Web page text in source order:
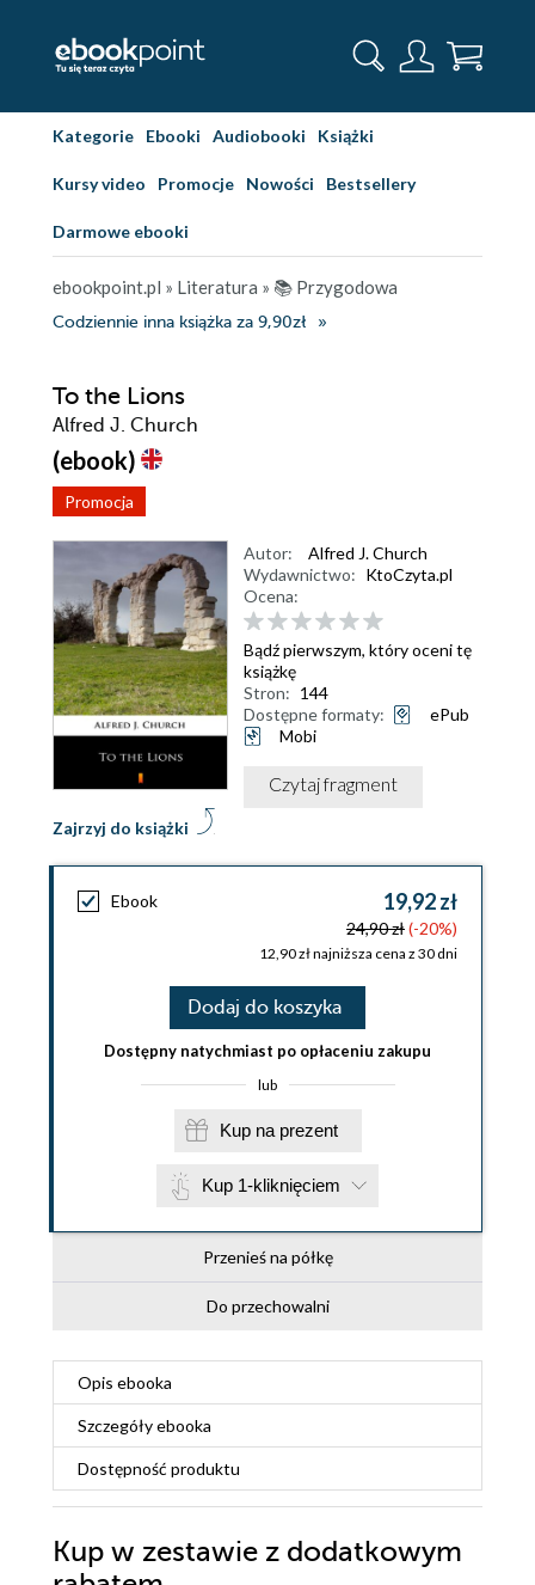
Kategorie Ebooki Audiobooki Książki
Kursy video Promocje Nowości Bestsellery
Darmowe ebooki
ebookpoint.pl » Literatura » 📚 Przygodowa
Codziennie inna książka za 9,90zł
To the Lions
Alfred J. Church
(ebook)
Promocja
Zajrzyj do książki
Autor:
Alfred J. Church
Wydawnictwo: KtoCzyta.pl
Ocena:
Bądź pierwszym, który oceni tę
książkę
Stron: 144
Dostępne formaty:
ePub
Mobi
Czytaj fragment
Ebook 19,92 zł
24,90 zł(-20%)
12,90 zł najniższa cena z 30 dni
Dodaj do koszyka
Dostępny natychmiast po opłaceniu zakupu
lub
Kup na prezent
Kup 1-kliknięciem
Przenieś na półkę
Do przechowalni
Opis ebooka
Szczegółyebooka
Dostępność produktu
Kup w zestawie z dodatkowym